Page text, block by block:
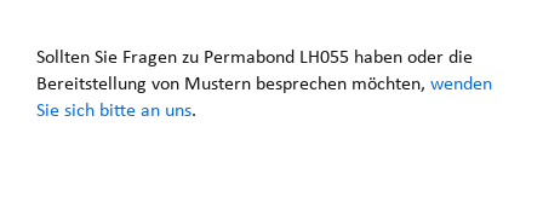
Sollten Sie Fragen zu Permabond LH055 haben oder die
Bereitstellung von Mustern besprechen möchten, wenden
Sie sich bitte an uns.